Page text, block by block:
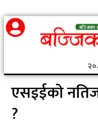
एसइईको
?